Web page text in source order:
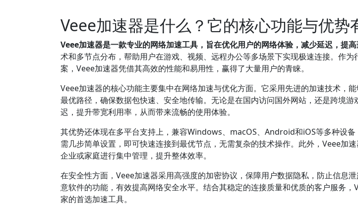
Veee加速器是什么？它的核心功能与优势
Veee加速器是一款专业的网络加速工具，旨在优化用户的网络体验，减少延迟，提高
术和多节点分布，帮助用户在游戏、视频、远程办公等多场景下实现极速连接。作
案，Veee加速器凭借其高效的性能和易用性，赢得了大量用户的青睐。
Veee加速器的核心功能主要集中在网络加速与优化方面。它采用先进的加速技术，
最优路径，确保数据包快速、安全地传输。无论是在国内访问国外网站，还是跨境游
迟，提升带宽利用率，从而带来流畅的使用体验。
其优势还体现在多平台支持上，兼容Windows、macOS、Android和iOS等多种设备
需几步简单设置，即可快速连接到最优节点，无需复杂的技术操作。此外，Veee加
企业或家庭进行集中管理，提升整体效率。
在安全性方面，Veee加速器采用高强度的加密协议，保障用户数据隐私，防止信息
意软件的功能，有效提高网络安全水平。结合其稳定的连接质量和优质的客户服务
家的首选加速工具。